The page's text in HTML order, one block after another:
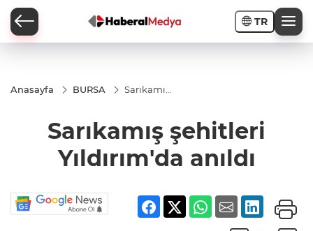
TR
Anasayfa BURSA
Sarıkamış
Sarıkamış şehitleri
Yıldırım'da anıldı